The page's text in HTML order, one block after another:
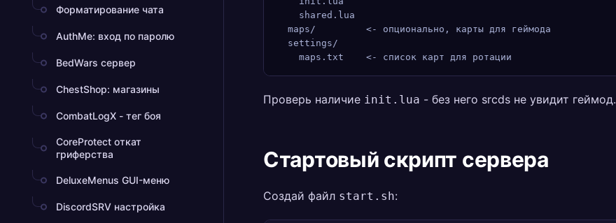
Форматирование чата
AuthMe: вход по паролю
BedWars сервер
ChestShop: магазины
CombatLogX - тег боя
CoreProtect откат
гриферства
DeluxeMenus GUI-меню
DiscordSRV настройка
    shared.lua
  maps/         <- опционально, карты для геймода
  settings/
    maps.txt    <- список карт для ротации
Проверь наличие init.lua - без него srcds не увидит геймод.
Стартовый скрипт сервера
Создай файл start.sh: